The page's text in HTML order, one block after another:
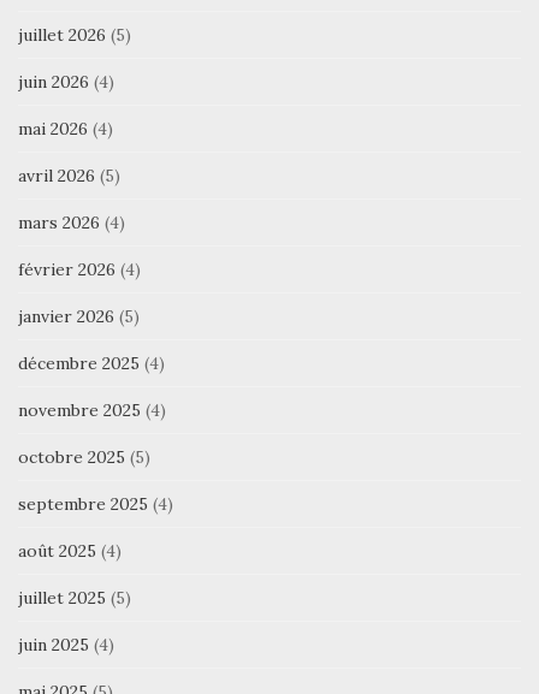
juillet 2026 (5)
juin 2026 (4)
mai 2026 (4)
avril 2026 (5)
mars 2026 (4)
février 2026 (4)
janvier 2026 (5)
décembre 2025 (4)
novembre 2025 (4)
octobre 2025 (5)
septembre 2025 (4)
août 2025 (4)
juillet 2025 (5)
juin 2025 (4)